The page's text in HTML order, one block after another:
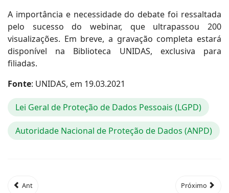
A importância e necessidade do debate foi ressaltada
pelo sucesso do webinar, que ultrapassou 200
visualizações. Em breve, a gravação completa estará
disponível na Biblioteca UNIDAS, exclusiva para
filiadas.
Fonte: UNIDAS, em 19.03.2021
Lei Geral de Proteção de Dados Pessoais (LGPD)
Autoridade Nacional de Proteção de Dados (ANPD)
Ant Próximo